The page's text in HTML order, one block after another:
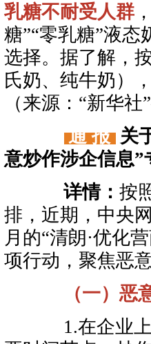
乳糖不耐受人群
糖”“零乳糖”液
选择。据了解，
氏奶、纯牛奶）
（来源：“新华社
通 报 关
意炒作涉企信息”
详情：按
排，近期，中央
月的“清朗·优化
项行动，聚焦恶
（一）恶
1.在企业上